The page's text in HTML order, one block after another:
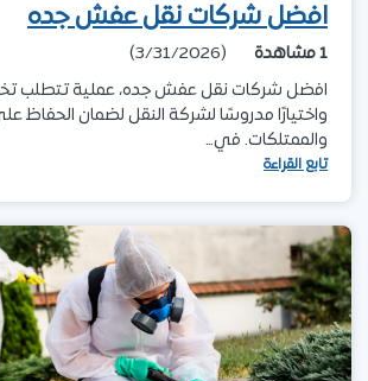
افضل شركات نقل عفش جده
1مشاهدة
(3/31/2026)
افضل شركات نقل عفش جده، عملية تتطلب
واختيارًا مدروسًا لشركة النقل لضمان الحفاظ
والممتلكات. في…
تابع القراءة